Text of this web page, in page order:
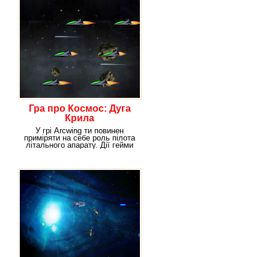
Гра про Космос: Дуга
Крила
У грі Arcwing ти повинен
приміряти на себе роль пілота
літального апарату. Дії гейми